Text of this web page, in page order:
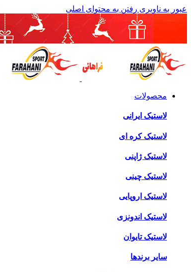
عبور به ناوبری رفتن به محتوای اصلی
محصولات
لاستیک ایرانی
لاستیک کره ای
لاستیک ژاپنی
لاستیک چینی
لاستیک اروپایی
لاستیک اندونزی
لاستیک تایوان
سایر برندها